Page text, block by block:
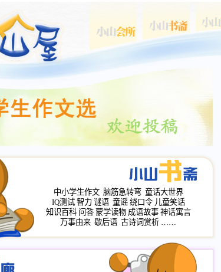
中小学生作文 脑筋急转弯 童话大世界
IQ测试 智力 谜语 童谣 绕口令 儿童笑话
知识百科 问答 蒙学读物 成语故事 神话寓言
万事由来 歇后语 古诗词赏析 ……